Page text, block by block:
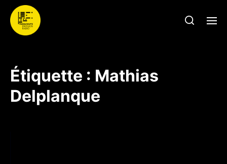
Étiquette : Mathias
Delplanque